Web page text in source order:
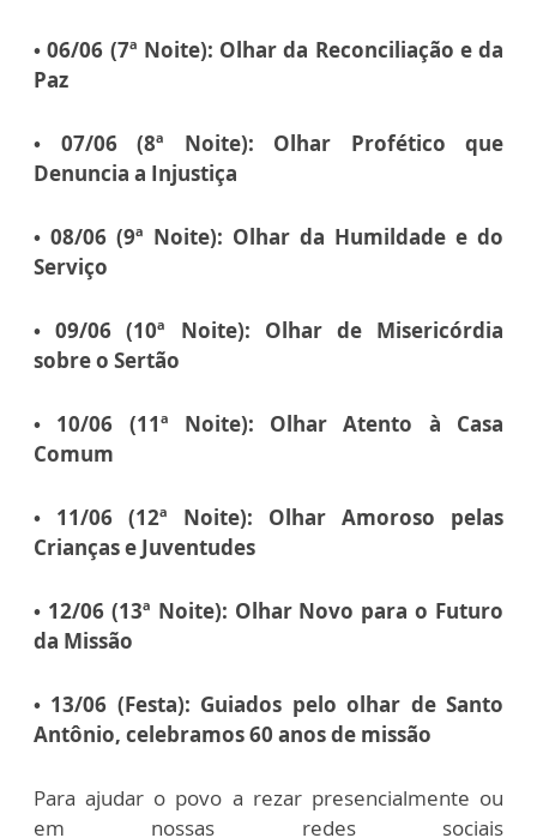
• 06/06 (7ª Noite): Olhar da Reconciliação e da
Paz
• 07/06 (8ª Noite): Olhar Profético que
Denuncia a Injustiça
• 08/06 (9ª Noite): Olhar da Humildade e do
Serviço
• 09/06 (10ª Noite): Olhar de Misericórdia
sobre o Sertão
• 10/06 (11ª Noite): Olhar Atento à Casa
Comum
• 11/06 (12ª Noite): Olhar Amoroso pelas
Crianças e Juventudes
• 12/06 (13ª Noite): Olhar Novo para o Futuro
da Missão
• 13/06 (Festa): Guiados pelo olhar de Santo
Antônio, celebramos 60 anos de missão
Para ajudar o povo a rezar presencialmente ou
em nossas redes sociais